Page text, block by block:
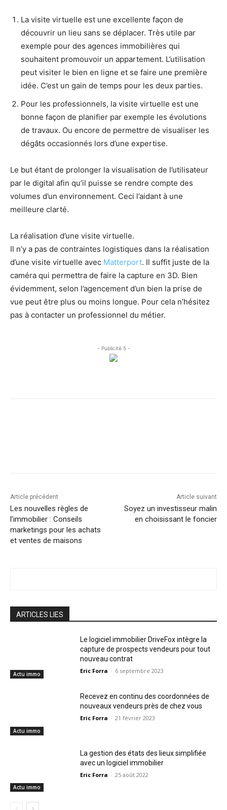
La visite virtuelle est une excellente façon de
découvrir un lieu sans se déplacer. Très utile par
exemple pour des agences immobilières qui
souhaitent promouvoir un appartement. L’utilisation
peut visiter le bien en ligne et se faire une première
idée. C’est un gain de temps pour les deux parties.
Pour les professionnels, la visite virtuelle est une
bonne façon de planifier par exemple les évolutions
de travaux. Ou encore de permettre de visualiser les
dégâts occasionnés lors d’une expertise.
Le but étant de prolonger la visualisation de l’utilisateur
par le digital afin qu’il puisse se rendre compte des
volumes d’un environnement. Ceci l’aidant à une
meilleure clarté.
La réalisation d’une visite virtuelle.
Il n’y a pas de contraintes logistiques dans la réalisation
d’une visite virtuelle avec Matterport. Il suffit juste de la
caméra qui permettra de faire la capture en 3D. Bien
évidemment, selon l’agencement d’un bien la prise de
vue peut être plus ou moins longue. Pour cela n’hésitez
pas à contacter un professionnel du métier.
- Publicité 5 -
Article précédent
Les nouvelles règles de
l’immobilier : Conseils
marketings pour les achats
et ventes de maisons
Article suivant
Soyez un investisseur malin
en choisissant le foncier
ARTICLES LIES
Actu immo
Le logiciel immobilier DriveFox intègre la
capture de prospects vendeurs pour tout
nouveau contrat
Eric Forra - 6 septembre 2023
Actu immo
Recevez en continu des coordonnées de
nouveaux vendeurs près de chez vous
Eric Forra - 21 février 2023
Actu immo
La gestion des états des lieux simplifiée
avec un logiciel immobilier
Eric Forra - 25 août 2022